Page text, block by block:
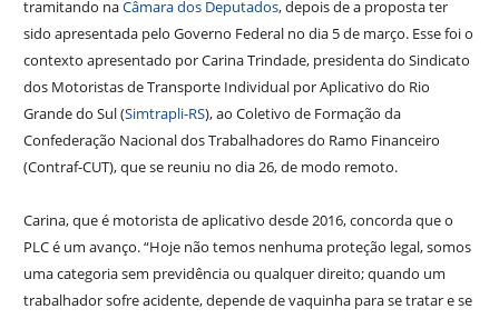
tramitando naCâmara dos Deputados, depois de a proposta ter
sido apresentada pelo Governo Federal no dia 5 de março. Esse foi o
contexto apresentado por Carina Trindade, presidenta do Sindicato
dos Motoristas de Transporte Individual por Aplicativo do Rio
Grande do Sul (Simtrapli-RS), ao Coletivo de Formação da
Confederação Nacional dos Trabalhadores do Ramo Financeiro
(Contraf-CUT), que se reuniu no dia 26, de modo remoto.
Carina, que é motorista de aplicativo desde 2016, concorda que o
PLC é um avanço. “Hoje não temos nenhuma proteção legal, somos
uma categoria sem previdência ou qualquer direito; quando um
trabalhador sofre acidente, depende de vaquinha para se tratar e se